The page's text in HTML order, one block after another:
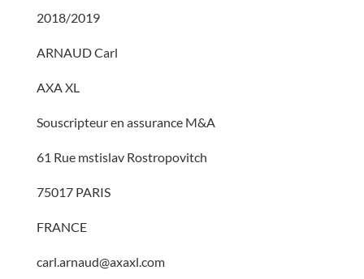
2018/2019
ARNAUD Carl
AXA XL
Souscripteur en assurance M&A
61 Rue mstislav Rostropovitch
75017 PARIS
FRANCE
carl.arnaud@axaxl.com